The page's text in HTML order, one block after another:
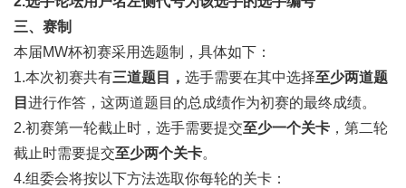
三、赛制
本届MW杯初赛采用选题制，具体如下：
1.本次初赛共有三道题目， 选手需要在其中选择至少两道题
目 进行作答，这两道题目的总成绩作为初赛的最终成绩。
2.初赛第一轮截止时，选手需要提交至少一个关卡 ，第二轮
截止时需要提交至少两个关卡。
4.组委会将按以下方法选取你每轮的关卡：